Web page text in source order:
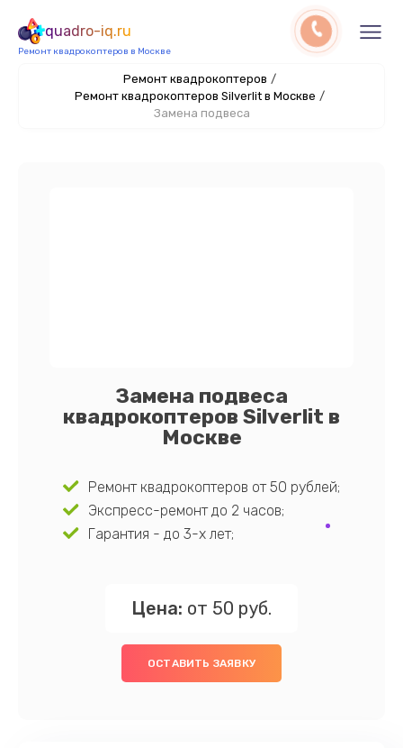
quadro-iq.ru
Ремонт квадрокоптеров в Москве
Ремонт квадрокоптеров /
Ремонт квадрокоптеров Silverlit в Москве /
Замена подвеса
Замена подвеса
квадрокоптеров Silverlit в
Москве
Ремонт квадрокоптеров от 50 рублей;
Экспресс-ремонт до 2 часов;
Гарантия - до 3-х лет;
Цена: от 50 руб.
ОСТАВИТЬ ЗАЯВКУ